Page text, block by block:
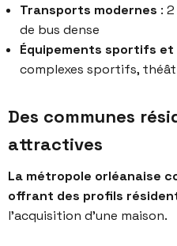
Transports modernes :
de bus dense
Équipements sportifs
complexes sportifs,
Des communes
attractives
La métropole orléanaise
offrant des profils
l’acquisition d’une maison.